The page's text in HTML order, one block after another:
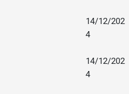
14/12/202
4
14/12/202
4